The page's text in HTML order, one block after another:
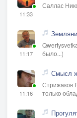
11:33
Саллас
11:17
было...)
11:16
Смысл
Стрижаков
только